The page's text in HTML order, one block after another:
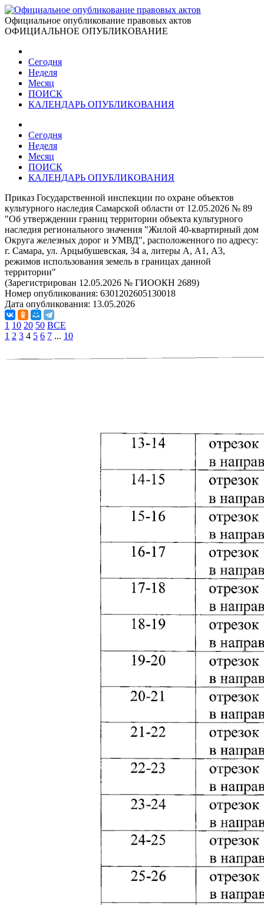
Официальное опубликование правовых актов
ОФИЦИАЛЬНОЕ ОПУБЛИКОВАНИЕ
Сегодня
Неделя
Месяц
ПОИСК
КАЛЕНДАРЬ ОПУБЛИКОВАНИЯ
Сегодня
Неделя
Месяц
ПОИСК
КАЛЕНДАРЬ ОПУБЛИКОВАНИЯ
Приказ Государственной инспекции по охране объектов
культурного наследия Самарской области от 12.05.2026 № 89
"Об утверждении границ территории объекта культурного
наследия регионального значения "Жилой 40-квартирный дом
Округа железных дорог и УМВД", расположенного по адресу:
г. Самара, ул. Арцыбушевская, 34 а, литеры А, А1, А3,
режимов использования земель в границах данной
территории"
(Зарегистрирован 12.05.2026 № ГИООКН 2689)
Номер опубликования: 6301202605130018
Дата опубликования: 13.05.2026
1 10 20 50 ВСЕ
1 2 3 4 5 6 7 ... 10